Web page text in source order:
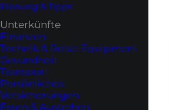
Planung & Tipps
Unterkünfte
Finanzen
Technik & Reise-Equipment
Gesundheit
Transport
Persönliches
Versicherungen
Essen & Ausgehen